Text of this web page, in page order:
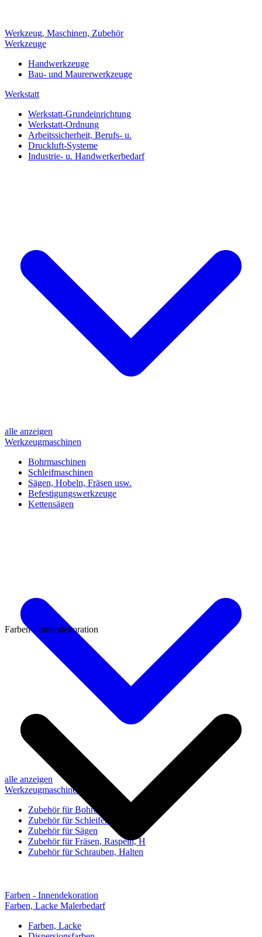
Werkzeug, Maschinen, Zubehör
Werkzeuge
Handwerkzeuge
Bau- und Maurerwerkzeuge
Werkstatt
Werkstatt-Grundeinrichtung
Werkstatt-Ordnung
Arbeitssicherheit, Berufs- u.
Druckluft-Systeme
Industrie- u. Handwerkerbedarf
alle anzeigen
Werkzeugmaschinen
Bohrmaschinen
Schleifmaschinen
Sägen, Hobeln, Fräsen usw.
Befestigungswerkzeuge
Kettensägen
alle anzeigen
Werkzeugmaschinen-Zubehör
Zubehör für Bohren, Bohrhilfen
Zubehör für Schleifen, Poliere
Zubehör für Sägen
Zubehör für Fräsen, Raspeln, H
Zubehör für Schrauben, Halten
Farben - Innendekoration
Farben - Innendekoration
Farben, Lacke Malerbedarf
Farben, Lacke